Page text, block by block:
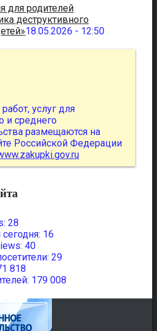
для родителей
деструктивного
18.05.2026 - 12:50
услуг для
и среднего
размещаются на
Российской Федерации
28
16
40
29
818
179 008